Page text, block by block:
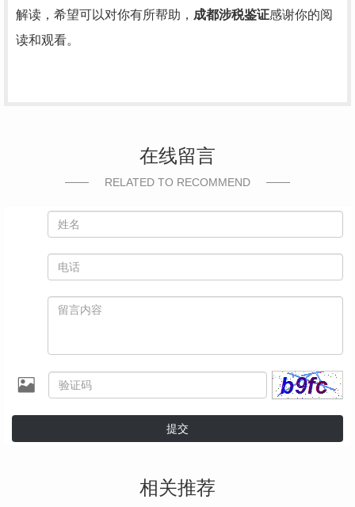
解读，希望可以对你有所帮助， 成都涉税鉴证感谢你的阅
读和观看。
在线留言
RELATED TO RECOMMEND
提交
相关推荐